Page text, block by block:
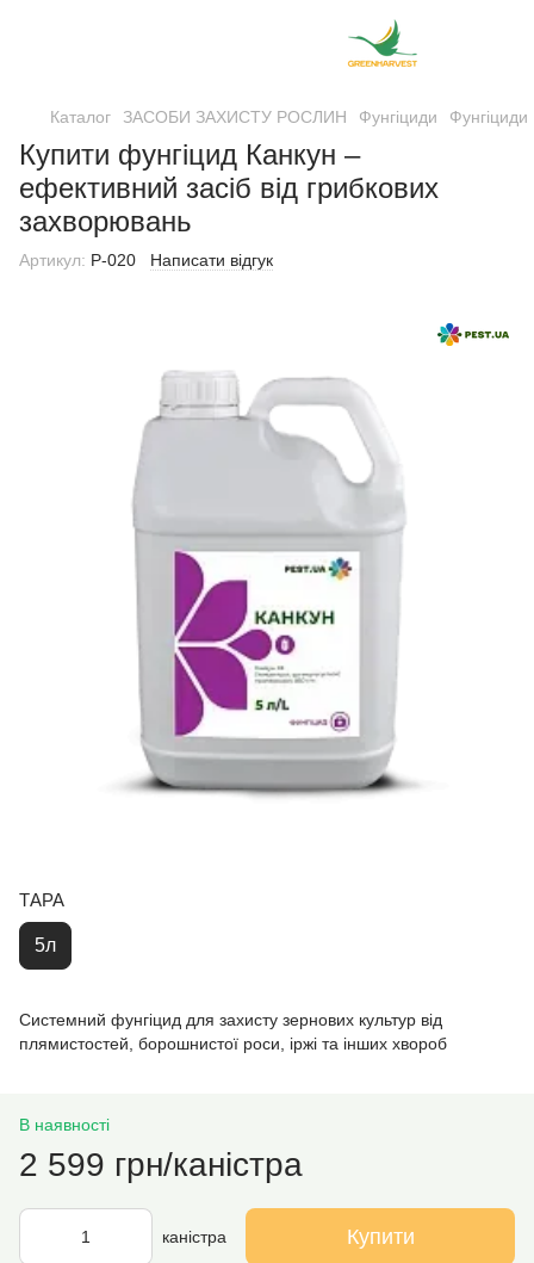
Каталог ЗАСОБИ ЗАХИСТУ РОСЛИН Фунгіциди Фунгіциди
Купити фунгіцид Канкун –
ефективний засіб від грибкових
захворювань
Артикул: Р-020 Написати відгук
ТАРА
5л
Системний фунгіцид для захисту зернових культур від
плямистостей, борошнистої роси, іржі та інших хвороб
В наявності
2 599 грн/каністра
каністра Купити